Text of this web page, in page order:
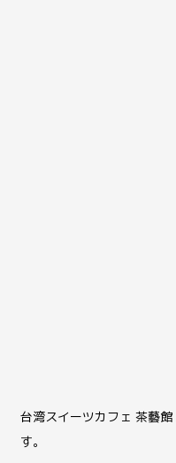
台湾スイーツカフェ 茶藝
す。